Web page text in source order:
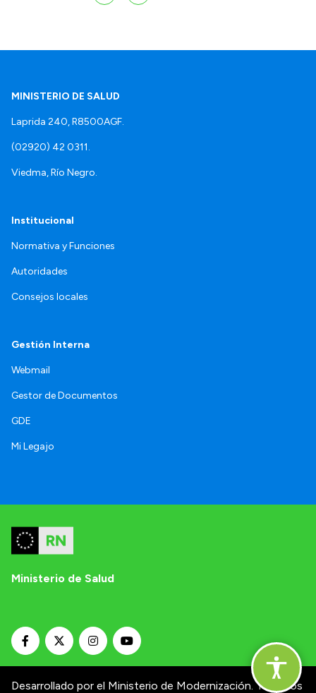
MINISTERIO DE SALUD
Laprida 240, R8500AGF.
(02920) 42 0311.
Viedma, Río Negro.
Institucional
Normativa y Funciones
Autoridades
Consejos locales
Gestión Interna
Webmail
Gestor de Documentos
GDE
Mi Legajo
Ministerio de Salud
Desarrollado por el Ministerio de Modernización. Términos